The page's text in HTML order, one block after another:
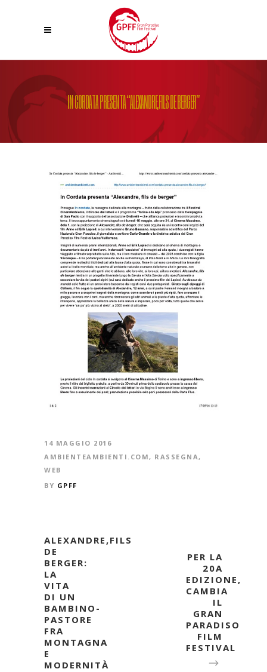
IN CORDATA PRESENTA “ALEXANDRE,FILS DE BERGER”
14 MAGGIO 2016
AMBIENTEAMBIENTI.COM, RASSEGNA,
WEB
BY GPFF
ALEXANDRE,FILS
DE
BERGER:
LA
VITA
DI UN
BAMBINO-
PASTORE
FRA
MONTAGNA
E
MODERNITÀ
PER LA
20A
EDIZIONE,
CAMBIA
IL
GRAN
PARADISO
FILM
FESTIVAL